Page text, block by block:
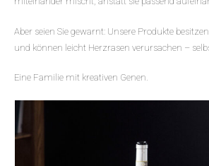
Aber seien Sie gewarnt: Unsere Produkte
und können leicht Herzrasen verursachen –
Eine Familie mit kreativen Genen.